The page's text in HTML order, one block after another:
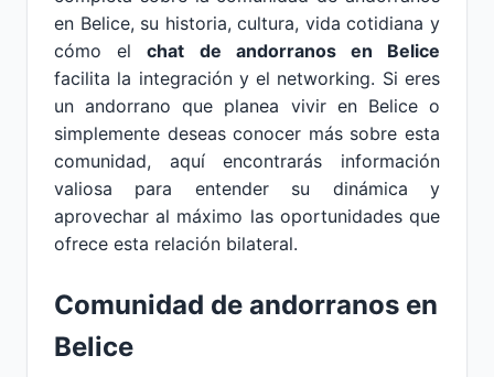
en Belice, su historia, cultura, vida cotidiana y
cómo elchat de andorranos en Belice
facilita la integración y el networking. Si eres
un andorrano que planea vivir en Belice o
simplemente deseas conocer más sobre esta
comunidad, aquí encontrarás información
valiosa para entender su dinámica y
aprovechar al máximo las oportunidades que
ofrece esta relación bilateral.
Comunidad de andorranos en
Belice